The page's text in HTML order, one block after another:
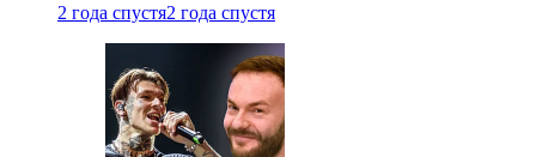
2 года спустя2 года спустя